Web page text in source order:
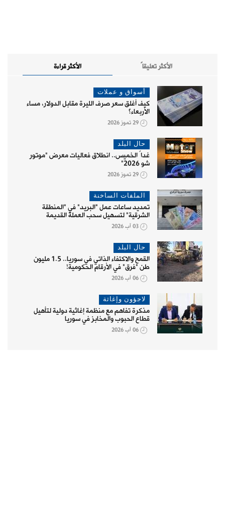
الأكثر قراءة الأكثر تعليقاً
أسواق و عملات
كيف أغلق سعر صرف الليرة مقابل الدولار، مساء
الأربعاء؟
29 تموز 2026
حال البلد
غداً الخميس.. انطلاق فعاليات معرض "موتور
شو 2026"
29 تموز 2026
الملفات الساخنة
تمديد ساعات عمل "البريد" في "المنطقة
الشرقية" لتسهيل سحب العملة القديمة
03 آب 2026
حال البلد
القمح والاكتفاء الذاتي في سوريا.. 1.5 مليون
طن "فرق" في الأرقام الحكومية!
06 آب 2026
لاجؤون وإغاثة
مذكرة تفاهم مع منظمة إغاثية دولية لتأهيل
قطاع الحبوب والمخابز في سوريا
06 آب 2026